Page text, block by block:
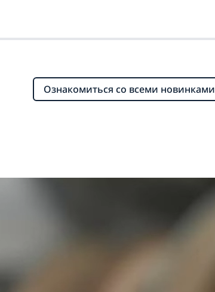
Ознакомиться со всеми новинками